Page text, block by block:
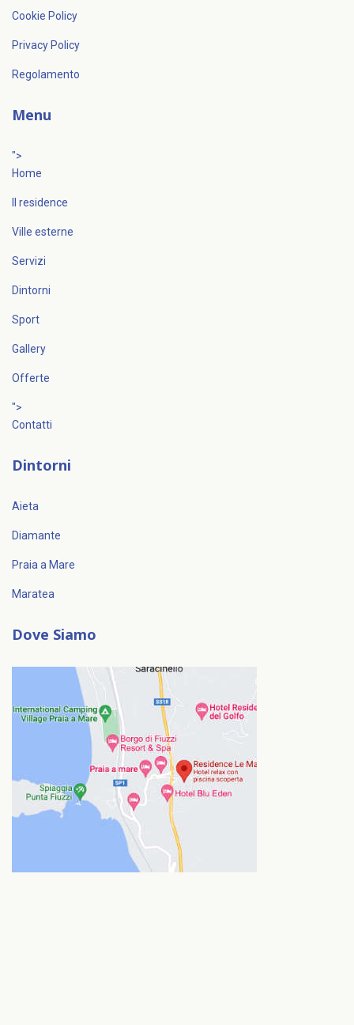
Cookie Policy
Privacy Policy
Regolamento
Menu
">
Home
Il residence
Ville esterne
Servizi
Dintorni
Sport
Gallery
Offerte
">
Contatti
Dintorni
Aieta
Diamante
Praia a Mare
Maratea
Dove Siamo